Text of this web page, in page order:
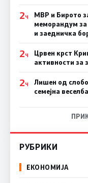
2Ч
МВР и Бирото
меморандум
и заедничка
2Ч
Црвен крст
активности за
2Ч
Лишен од
семејна
РУБРИКИ
ЕКОНОМИЈА